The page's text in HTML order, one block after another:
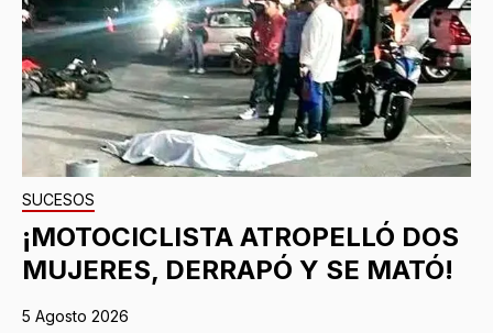
SUCESOS
¡MOTOCICLISTA ATROPELLÓ DOS
MUJERES, DERRAPÓ Y SE MATÓ!
5 Agosto 2026